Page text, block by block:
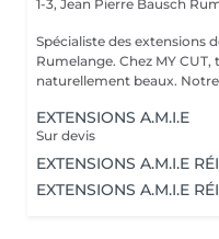
1-3, Jean Pierre Bausch
Spécialiste des extensions
Rumelange. Chez MY CUT, tout tourne autour des cheveux
EXTENSIONS A.M.I.E
Sur devis
EXTENSIONS A.M.I.E
EXTENSIONS A.M.I.E